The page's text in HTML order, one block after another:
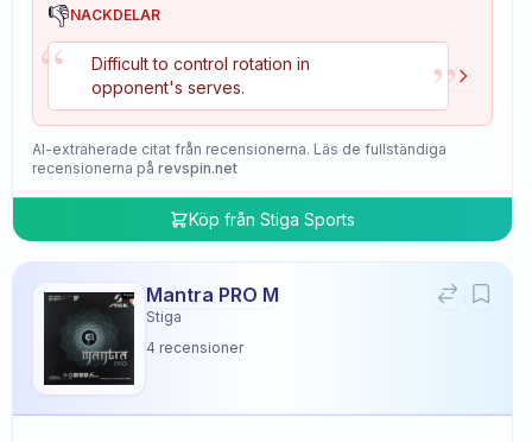
👎NACKDELAR
“
Difficult to control rotation in
opponent's serves.
”
AI-extraherade citat från recensionerna. Läs de fullständiga
recensionerna på revspin.net
Köp från Stiga Sports
Mantra PRO M
Stiga
4 recensioner